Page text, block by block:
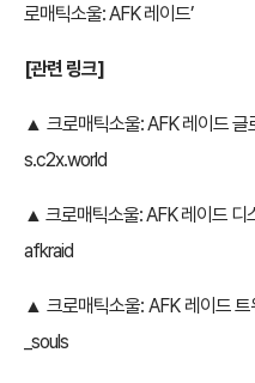
로매틱소울: AFK 레이드’
[관련 링크]
▲ 크로매틱소울: AFK 레이드 글
s.c2x.world
▲ 크로매틱소울: AFK 레이드 디
afkraid
▲ 크로매틱소울: AFK 레이드 트
_souls